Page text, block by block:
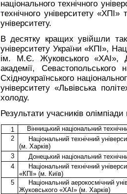
національного технічного
технічного університету «ХПІ»
університету.
В десятку кращих увійшли
університету України «КПІ»,
ім. М.Є. Жуковського «ХАІ»,
академії, Севастопольського
Східноукраїнського
університету «Львівська
холоду.
Результати учасників
1
Вінницький національний
2
Національний технічний
(м. Харків)
3
Донецький національний
4
Національний технічний
«КПІ» (м. Київ)
5
Національний аерокосмічний
Жуковського «ХАІ» (м. Харків)